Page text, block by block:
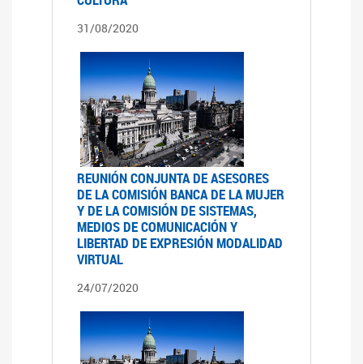
31/08/2020
REUNIÓN CONJUNTA DE ASESORES
DE LA COMISIÓN BANCA DE LA MUJER
Y DE LA COMISIÓN DE SISTEMAS,
MEDIOS DE COMUNICACIÓN Y
LIBERTAD DE EXPRESIÓN MODALIDAD
VIRTUAL
24/07/2020